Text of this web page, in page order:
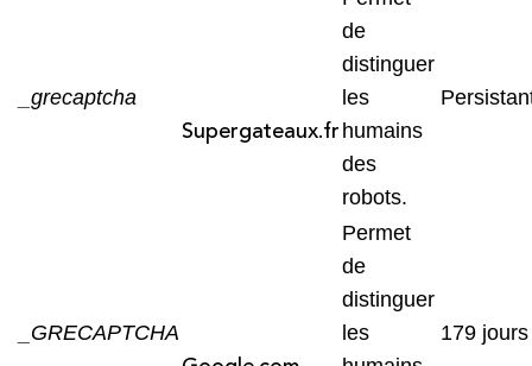
_grecaptcha
Supergateaux.fr
de
distinguer
les
humains
des
robots.
_GRECAPTCHA
Permet
de
distinguer
les
179 jours